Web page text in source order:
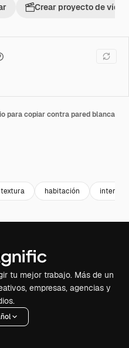
Crear proyecto de vídeo
para copiar contra pared blanca
textura habitación interior
tu mejor trabajo. Más de un
empresas, agencias y